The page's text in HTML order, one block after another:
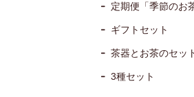
定期便「季節のお
ギフトセット
茶器とお茶のセッ
3種セット